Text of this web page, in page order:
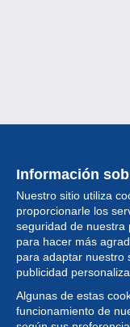
Información
Nuestro sitio utiliza
proporcionarle los
seguridad de nuestra
para hacer más
para adaptar nuestro
publicidad
Algunas de estas
funcionamiento de
Colección
Noticias